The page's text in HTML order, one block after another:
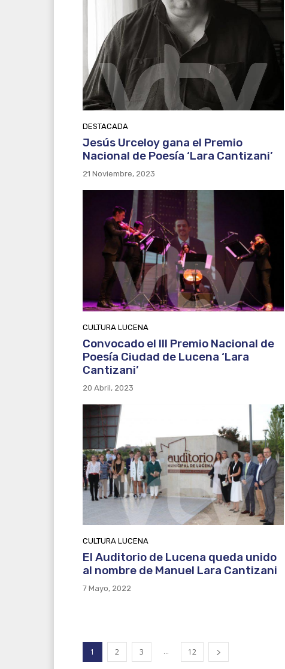
DESTACADA
Jesús Urceloy gana el Premio
Nacional de Poesía ‘Lara Cantizani’
21 Noviembre, 2023
CULTURA LUCENA
Convocado el III Premio Nacional de
Poesía Ciudad de Lucena ‘Lara
Cantizani’
20 Abril, 2023
CULTURA LUCENA
El Auditorio de Lucena queda unido
al nombre de Manuel Lara Cantizani
7 Mayo, 2022
1 2 3 ... 12